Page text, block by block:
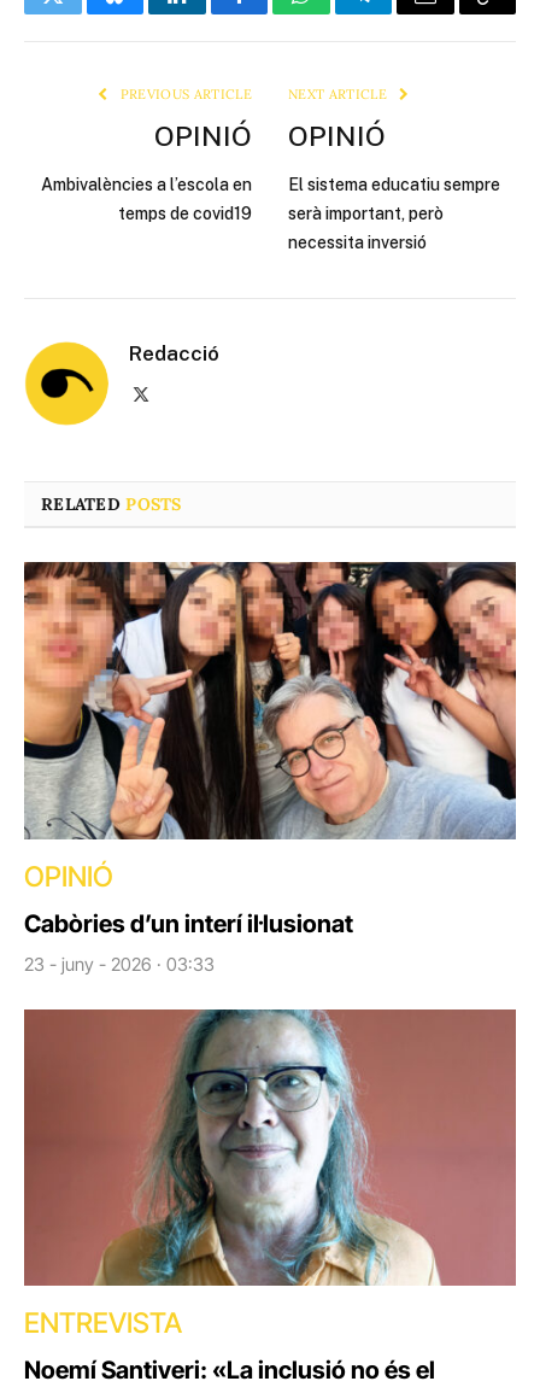
TwitterBlueskyLinkedInFacebookWhatsAppTelegramEmail Copy
PREVIOUS ARTICLE
OPINIÓ
Ambivalències a l’escola en
temps de covid19
NEXT ARTICLE
OPINIÓ
El sistema educatiu sempre
serà important, però
necessita inversió
Redacció
RELATEDPOSTS
OPINIÓ
Cabòries d’un interí il·lusionat
23 - juny - 2026 · 03:33
ENTREVISTA
Noemí Santiveri: «La inclusió no és el